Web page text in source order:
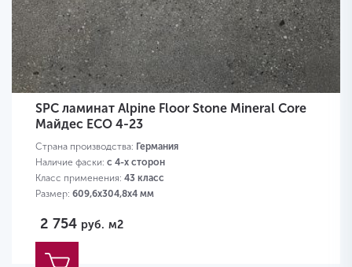
SPC ламинат Alpine Floor Stone Mineral Core
Майдес ЕСО 4-23
Страна производства: Германия
Наличие фаски: с 4-х сторон
Класс применения: 43 класс
Размер: 609,6х304,8х4 мм
2 754 руб. м2